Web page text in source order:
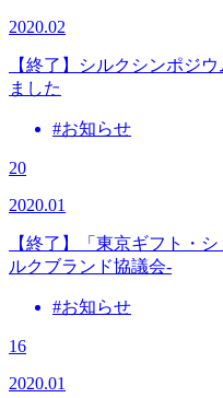
2020.02
【終了】シルクシンポジ
ました
#お知らせ
20
2020.01
【終了】「東京ギフト・
ルクブランド協議会-
#お知らせ
16
2020.01